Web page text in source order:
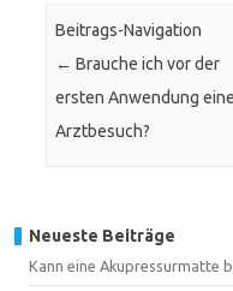
Beitrags-Navigation
← Brauche ich vor der
ersten Anwendung
Arztbesuch?
Neueste Beiträge
Kann eine Akupressurmatte